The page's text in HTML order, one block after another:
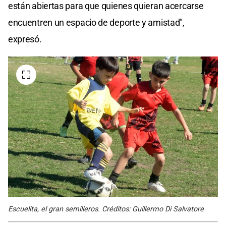
están abiertas para que quienes quieran acercarse
encuentren un espacio de deporte y amistad",
expresó.
Escuelita, el gran semilleros. Créditos: Guillermo Di Salvatore